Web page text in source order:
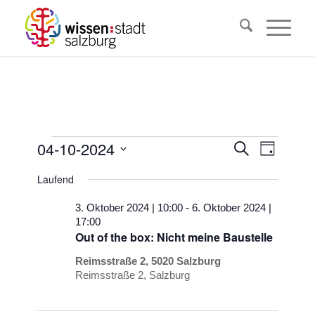
Veranstaltungen
für
Oktober
2024
Suche
Tag
04-10-2024
wählen.
Laufend
Out of the box: Nicht meine Baustelle
3. Oktober 2024 | 10:00 -6. Oktober 2024 |
17:00
Reimsstraße 2, 5020 Salzburg
Reimsstraße 2, Salzburg